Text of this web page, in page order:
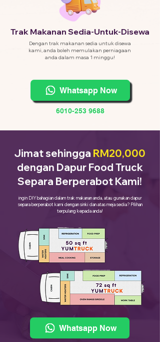
Trak Makanan Sedia-Untuk-Disewa
Dengan trak makanan sedia untuk disewa
kami, anda boleh memulakan perniagaan
anda dalam masa 1 minggu!
Whatsapp Now
6010-253 9688
Jimat sehingga RM20,000
dengan Dapur Food Truck
Separa Berperabot Kami!
ingin DIY bahagian dalam trak makanan anda, atau gunakan dapur
separa berperabot kami dengan sinki dan atas meja sedia? Pilihan
terpulang kepada anda!
Whatsapp Now